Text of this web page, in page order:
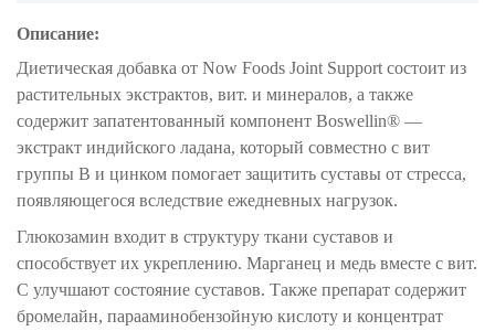
Описание:
Диетическая добавка от Now Foods Joint Support состоит из
растительных экстрактов, вит. и минералов, а также
содержит запатентованный компонент Boswellin® —
экстракт индийского ладана, который совместно с вит
группы В и цинком помогает защитить суставы от стресса,
появляющегося вследствие ежедневных нагрузок.
Глюкозамин входит в структуру ткани суставов и
способствует их укреплению. Марганец и медь вместе с вит.
С улучшают состояние суставов. Также препарат содержит
бромелайн, парааминобензойную кислоту и концентрат